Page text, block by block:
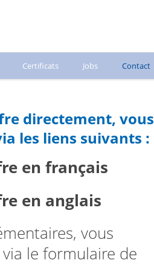
Certificats Jobs Contact
directement, vous
les liens suivants :
en français
en anglais
vous
le formulaire de